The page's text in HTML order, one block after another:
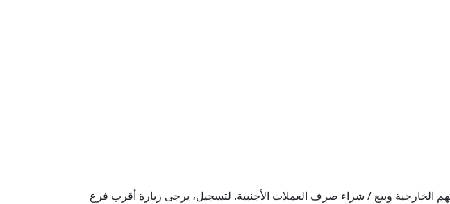
الخارجية وبيع / شراء صرف العملات الأجنبية. لتسجيل، يرجى زيارة أقرب فرع